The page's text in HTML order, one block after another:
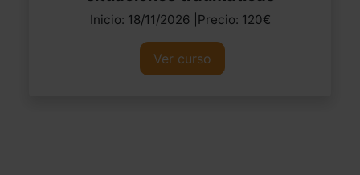
Inicio: 18/11/2026 |Precio: 120€
Ver curso